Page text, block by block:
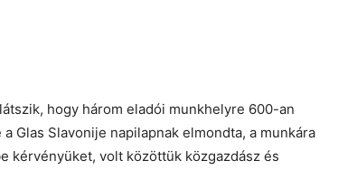
hogy három eladói munkhelyre 600-an
Glas Slavonije napilapnak elmondta, a munkára
kérvényüket, volt közöttük közgazdász és